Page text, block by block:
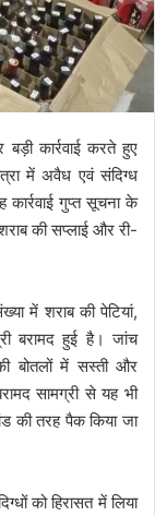
कार्रवाई करते हुए
में अवैध एवं संदिग्ध
गुप्त सूचना के
की सप्लाई और री-
में शराब की पेटियां,
बरामद हुई है। जांच
बोतलों में सस्ती और
सामग्री से यह भी
की तरह पैक किया जा
को हिरासत में लिया